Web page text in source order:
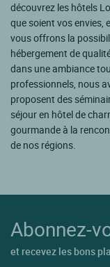
découvrez les hôtels
que soient vos envies,
vous offrons la
hébergement de
dans une ambiance
professionnels, nous
proposent des
séjour en hôtel de
gourmande à la
de nos régions.
Abonnez-
et recevez les bons